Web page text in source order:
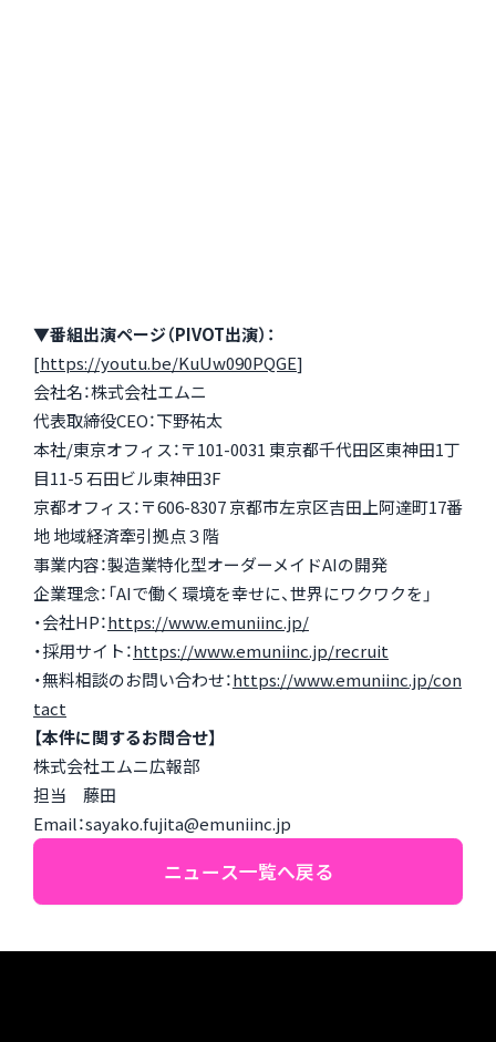
▼番組出演ページ（PIVOT出演）：
[https://youtu.be/KuUw090PQGE]
会社名：株式会社エムニ
代表取締役CEO：下野祐太
本社/東京オフィス：〒101-0031 東京都千代田区東神田1丁
目11-5 石田ビル東神田3F
京都オフィス：〒606-8307 京都市左京区吉田上阿達町17番
地 地域経済牽引拠点３階
事業内容：製造業特化型オーダーメイドAIの開発
企業理念：「AIで働く環境を幸せに、世界にワクワクを」
・会社HP：https://www.emuniinc.jp/
・採用サイト：https://www.emuniinc.jp/recruit
・無料相談のお問い合わせ：https://www.emuniinc.jp/con
tact
【本件に関するお問合せ】
株式会社エムニ広報部
担当 藤田
Email：sayako.fujita@emuniinc.jp
ニュース一覧へ戻る